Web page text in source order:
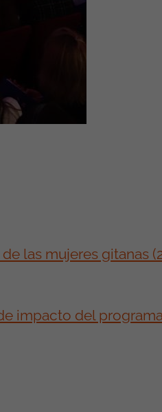
las mujeres gitanas
impacto del